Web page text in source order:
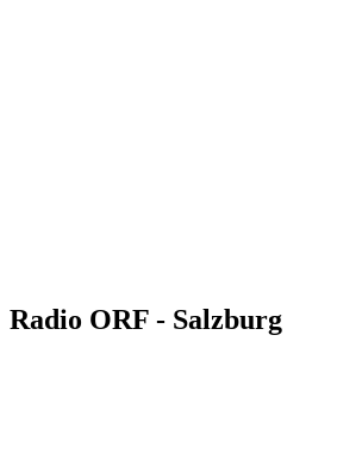
Radio ORF - Salzburg